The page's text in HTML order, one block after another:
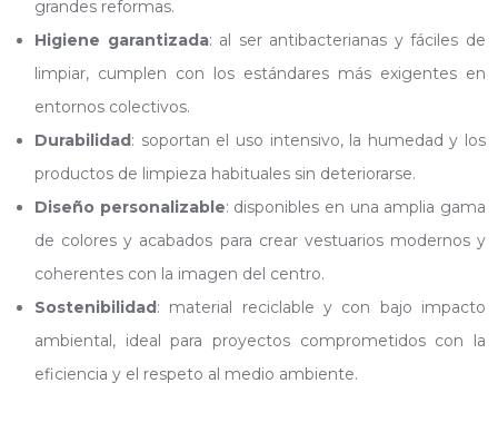
grandes reformas.
Higiene garantizada: al ser antibacterianas y fáciles de
limpiar, cumplen con los estándares más exigentes en
entornos colectivos.
Durabilidad: soportan el uso intensivo, la humedad y los
productos de limpieza habituales sin deteriorarse.
Diseño personalizable: disponibles en una amplia gama
de colores y acabados para crear vestuarios modernos y
coherentes con la imagen del centro.
Sostenibilidad: material reciclable y con bajo impacto
ambiental, ideal para proyectos comprometidos con la
eficiencia y el respeto al medio ambiente.